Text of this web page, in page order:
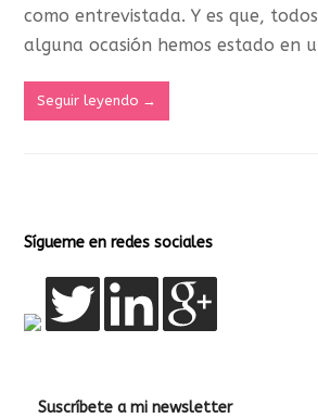
como entrevistada. Y es que,
alguna ocasión hemos estado en
Seguir leyendo →
Sígueme en redes sociales
Suscríbete a mi newsletter